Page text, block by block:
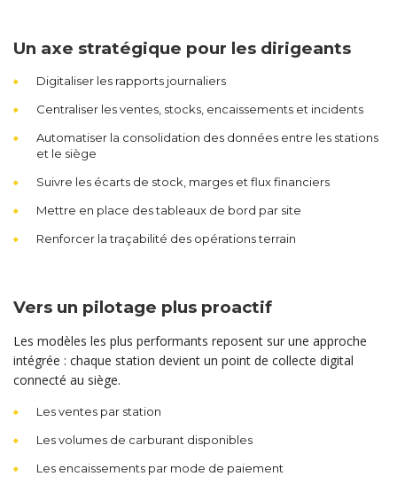
Un axe stratégique pour les dirigeants
Digitaliser les rapports journaliers
Centraliser les ventes, stocks, encaissements et incidents
Automatiser la consolidation des données entre les stations
et le siège
Suivre les écarts de stock, marges et flux financiers
Mettre en place des tableaux de bord par site
Renforcer la traçabilité des opérations terrain
Vers un pilotage plus proactif
Les modèles les plus performants reposent sur une approche
intégrée : chaque station devient un point de collecte digital
connecté au siège.
Les ventes par station
Les volumes de carburant disponibles
Les encaissements par mode de paiement